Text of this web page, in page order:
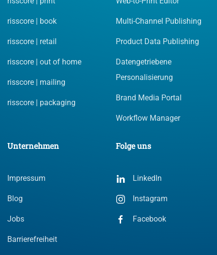
risscore | book
risscore | retail
risscore | out of home
risscore | mailing
risscore | packaging
Multi-Channel Publishing
Product Data Publishing
Datengetriebene
Personalisierung
Brand Media Portal
Workflow Manager
Unternehmen
Impressum
Blog
Jobs
Barrierefreiheit
Folge uns
LinkedIn
Instagram
Facebook